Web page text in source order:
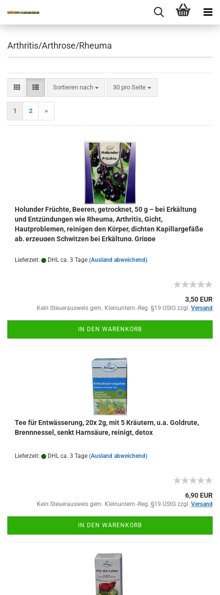
Arthritis/Arthrose/Rheuma
Sortieren nach
Sortieren nach 30 pro Seite
pro Seite
1 2 »
Holunder Früchte, Beeren, getrocknet, 50 g – bei Erkältung
und Entzündungen wie Rheuma, Arthritis, Gicht,
Hautproblemen, reinigen den Körper, dichten Kapillargefäße
ab, erzeugen Schwitzen bei Erkältung, Grippe
Lieferzeit: DHL ca. 3 Tage (Ausland abweichend)
3,50 EUR
Kein Steuerausweis gem. Kleinuntern.-Reg. §19 UStG zzgl. Versand
IN DEN WARENKORB
Tee für Entwässerung, 20x 2g, mit 5 Kräutern, u.a. Goldrute,
Brennnessel, senkt Harnsäure, reinigt, detox
Lieferzeit: DHL ca. 3 Tage (Ausland abweichend)
6,90 EUR
Kein Steuerausweis gem. Kleinuntern.-Reg. §19 UStG zzgl. Versand
IN DEN WARENKORB